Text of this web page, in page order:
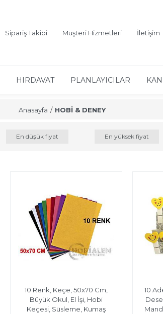
Sipariş Takibi Müşteri Hizmetleri İletişim
HIRDAVAT PLANLAYICILAR
Anasayfa HOBİ & DENEY
En düşük fiyat En yüksek fiyat
10 Renk, Keçe, 50x70 Cm,
Büyük Okul, El İşi, Hobi
Keçesi, Süsleme, Kumaş
10